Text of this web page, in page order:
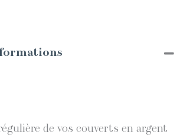
de vos couverts en argent